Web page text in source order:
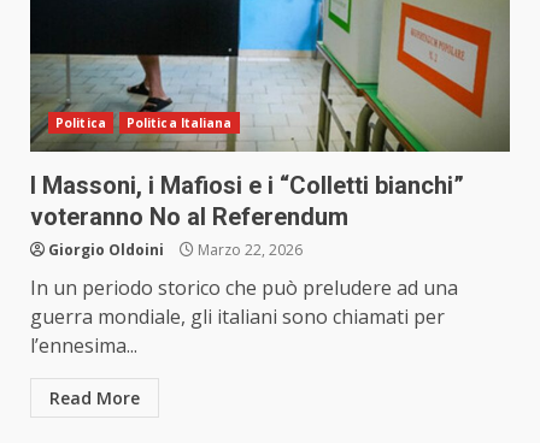
Politica Politica Italiana
I Massoni, i Mafiosi e i “Colletti bianchi”
voteranno No al Referendum
Giorgio Oldoini Marzo 22, 2026
In un periodo storico che può preludere ad una
guerra mondiale, gli italiani sono chiamati per
l’ennesima...
Read More